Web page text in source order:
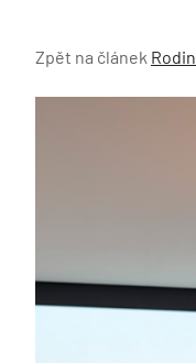
Zpět na článek